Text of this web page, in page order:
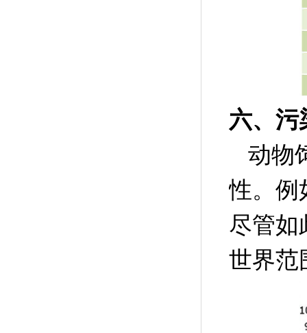
六、污
动物
性。例
尽管如
世界范